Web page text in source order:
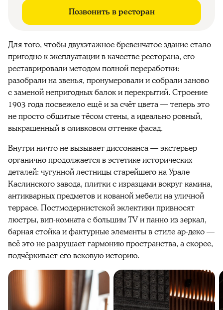
Позвонить в ресторан
Для того, чтобы двухэтажное бревенчатое здание стало
пригодно к эксплуатации в качестве ресторана, его
реставрировали методом полной переработки:
разобрали на звенья, пронумеровали и собрали заново
с заменой непригодных балок и перекрытий. Строение
1903 года посвежело ещё и за счёт цвета — теперь это
не просто обшитые тёсом стены, а идеально ровный,
выкрашенный в оливковом оттенке фасад.
Внутри ничто не вызывает диссонанса — экстерьер
органично продолжается в эстетике исторических
деталей: чугунной лестницы старейшего на Урале
Каслинского завода, плитки с изразцами вокруг камина,
антикварных предметов и кованой мебели на уличной
террасе. Постмодернистской эклектики привносят
люстры, вип-комната с большим TV и панно из зеркал,
барная стойка и фактурные элементы в стиле ар-деко —
всё это не разрушает гармонию пространства, а скорее,
подчёркивает его вековую историю.